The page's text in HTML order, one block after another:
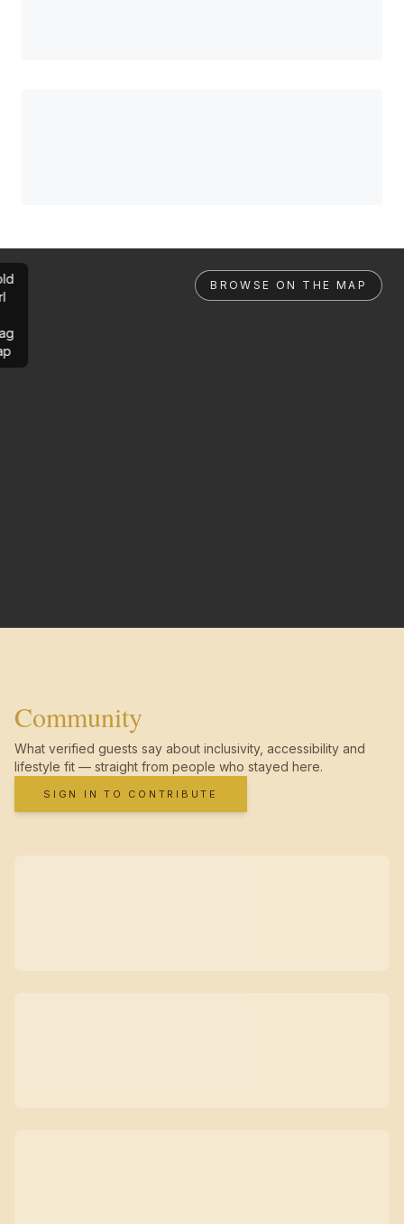
BROWSE ON THE MAP
Community
What verified guests say about inclusivity, accessibility and
lifestyle fit — straight from people who stayed here.
SIGN IN TO CONTRIBUTE